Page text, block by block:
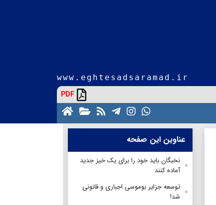
www.eghtesadsaramad.ir
PDF
عناوین این صفحه
نخبگان باید خود را برای یک خیز جدید
آماده کنند
توسعه جزایر بوموسی اجباری و قانونی
شد!